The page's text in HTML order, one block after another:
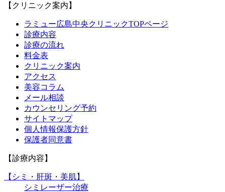
【クリニック案内】
ラミュー広島中央クリニックTOPページ
診療内容
診療の流れ
料金表
クリニック案内
アクセス
美容コラム
メール相談
カウンセリング予約
サイトマップ
個人情報保護方針
保護者同意書
【診療内容】
【シミ・肝斑・美肌】
シミレーザー治療